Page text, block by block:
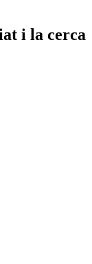
i la cerca